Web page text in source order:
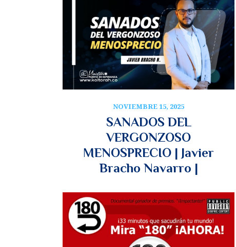
NOVIEMBRE 15, 2025
SANADOS DEL
VERGONZOSO
MENOSPRECIO | Javier
Bracho Navarro |